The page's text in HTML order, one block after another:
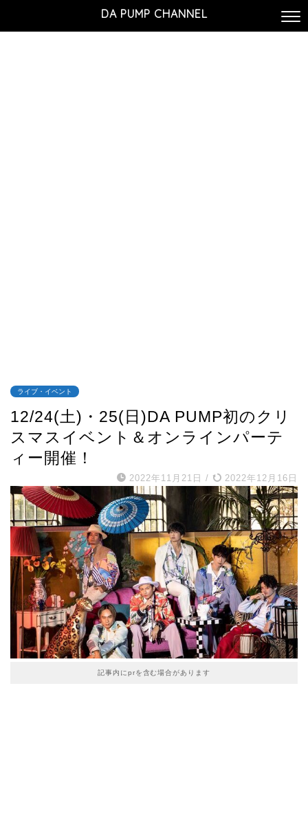
DA PUMP CHANNEL
ライブ・イベント
12/24(土)・25(日)DA PUMP初のクリ
スマスイベント＆オンラインパーテ
ィー開催！
2022年11月21日 / 2022年12月16日
記事内にprを含む場合があります